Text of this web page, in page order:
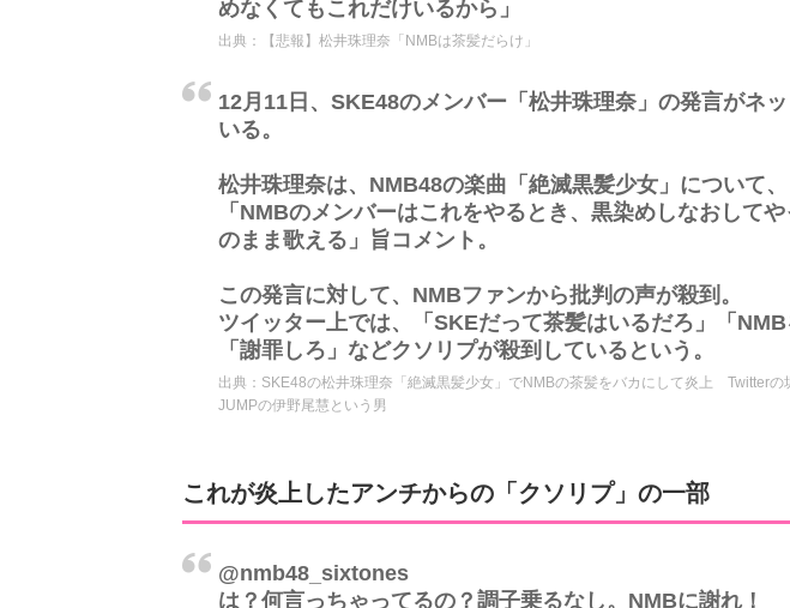
めなくてもこれだけいるから」
出典： 【悲報】松井珠理奈「NMBは茶髪だらけ」
12月11日、SKE48のメンバー「松井珠理奈」の発言がネ
いる。
松井珠理奈は、NMB48の楽曲「絶滅黒髪少女」について、
「NMBのメンバーはこれをやるとき、黒染めしなおして
のまま歌える」旨コメント。
この発言に対して、NMBファンから批判の声が殺到。
ツイッター上では、「SKEだって茶髪はいるだろ」「NMB
「謝罪しろ」などクソリプが殺到しているという。
出典： SKE48の松井珠理奈「絶滅黒髪少女」でNMBの茶髪をバカにして炎上 Twitterの
JUMPの伊野尾慧という男
これが炎上したアンチからの「クソリプ」の一部
@nmb48_sixtones
は？何言っちゃってるの？調子乗るなし。NMBに謝れ！